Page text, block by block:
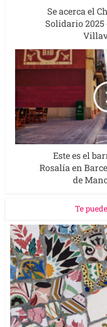
Se acerca el
Solidario
Este es el
Rosalía en
de
Te